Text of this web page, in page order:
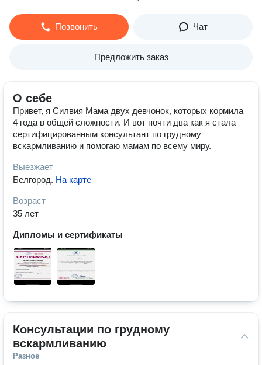
Позвонить Чат
Предложить заказ
О себе
Привет, я Силвия Мама двух девчонок, которых кормила
4 года в общей сложности. И вот почти два как я стала
сертифицированным консультант по грудному
вскармливанию и помогаю мамам по всему миру.
Выезжает
Белгород. На карте
Возраст
35 лет
Дипломы и сертификаты
Консультации по грудному
вскармливанию
Разное